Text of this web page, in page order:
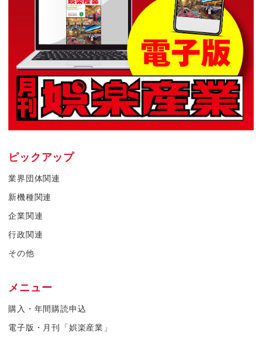
ピックアップ
業界団体関連
新機種関連
企業関連
行政関連
その他
メニュー
購入・年間購読申込
電子版・月刊「娯楽産業」